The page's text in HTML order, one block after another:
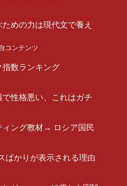
めの力は現代文で養え
コンテンツ
指数ランキング
性格悪い、これはガチ
ィング教材→ ロシア国民
ばかりが表示される理由